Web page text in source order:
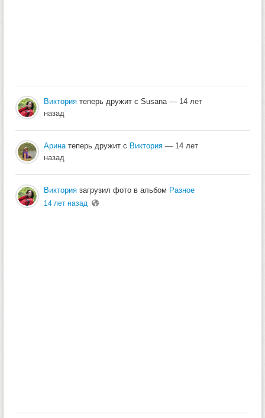
Виктория теперь дружит с Susana — 14 лет
назад
Аринатеперь дружит с Виктория — 14 лет
назад
Виктория загрузил фото в альбом Разное
14 лет назад